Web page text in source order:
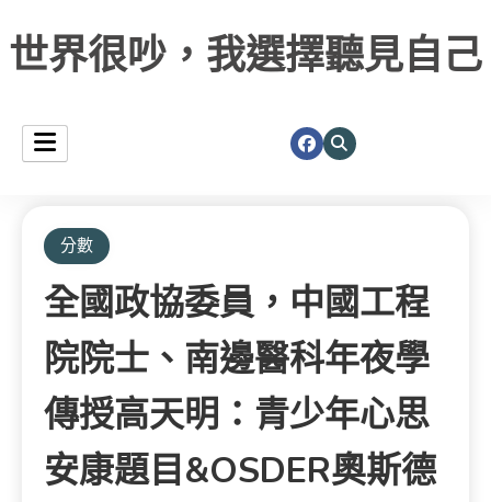
世界很吵，我選擇聽見自己
分數
全國政協委員，中國工程
院院士、南邊醫科年夜學
傳授高天明：青少年心思
安康題目&OSDER奧斯德